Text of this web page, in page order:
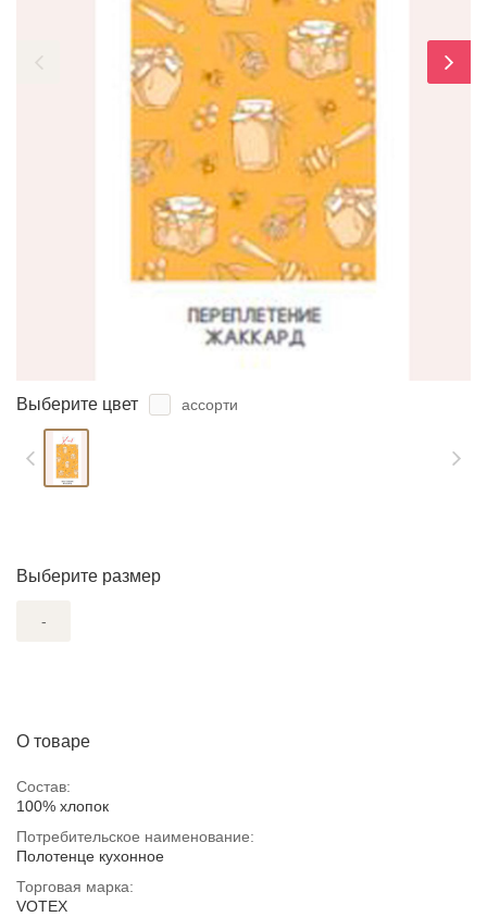
Выберите цвет ассорти
Выберите размер
-
О товаре
Состав:
100% хлопок
Потребительское наименование:
Полотенце кухонное
Торговая марка:
VOTEX